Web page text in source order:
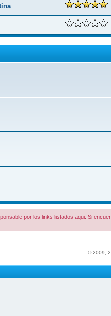
por los links listados aqui. Si
© 2009,